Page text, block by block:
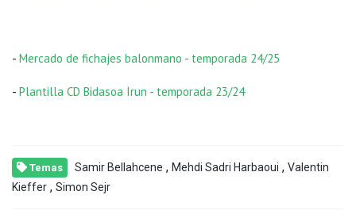
- Mercado de fichajes balonmano - temporada 24/25
- Plantilla CD Bidasoa Irun - temporada 23/24
Temas Samir Bellahcene , Mehdi Sadri Harbaoui , Valentin
Kieffer , Simon Sejr